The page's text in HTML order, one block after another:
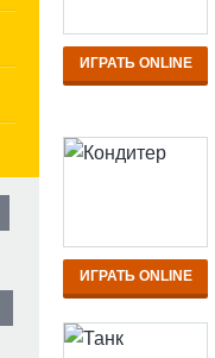
ИГРАТЬ ONLINE
ИГРАТЬ ONLINE